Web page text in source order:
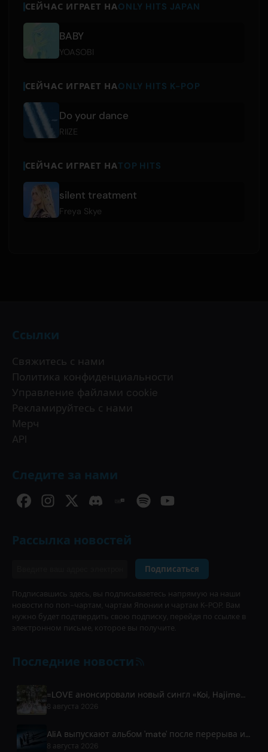
СЕЙЧАС ИГРАЕТ НАONLY HITS JAPAN
BABY
YOASOBI
СЕЙЧАС ИГРАЕТ НАONLY HITS K-POP
Do your dance
RIIZE
СЕЙЧАС ИГРАЕТ НАTOP HITS
silent treatment
Freya Skye
Ссылки
Свяжитесь с нами
Политика конфиденциальности
Управление файлами cookie
Рекламируйтесь с нами
Мерч
API
Следите за нами
Рассылка новостей
Подписаться
Подписавшись здесь, вы подписываетесь напрямую на наши
новости по поп-чартам, чартам Японии и чартам K-POP. Вам
нужно будет подтвердить свою подписку, перейдя по ссылке в
электронном письме, которое вы получите.
Последние новости
=LOVE анонсировали новый сингл «Koi, Hajimemashita.» и концерты на Tokyo Dome
8 августа 2026
AliA выпускают альбом 'mate' после перерыва и анонсируют живое выступление в Токио
8 августа 2026